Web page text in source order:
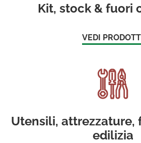
Kit, stock & fuori
VEDI
Utensili, attrezzature,
edilizia